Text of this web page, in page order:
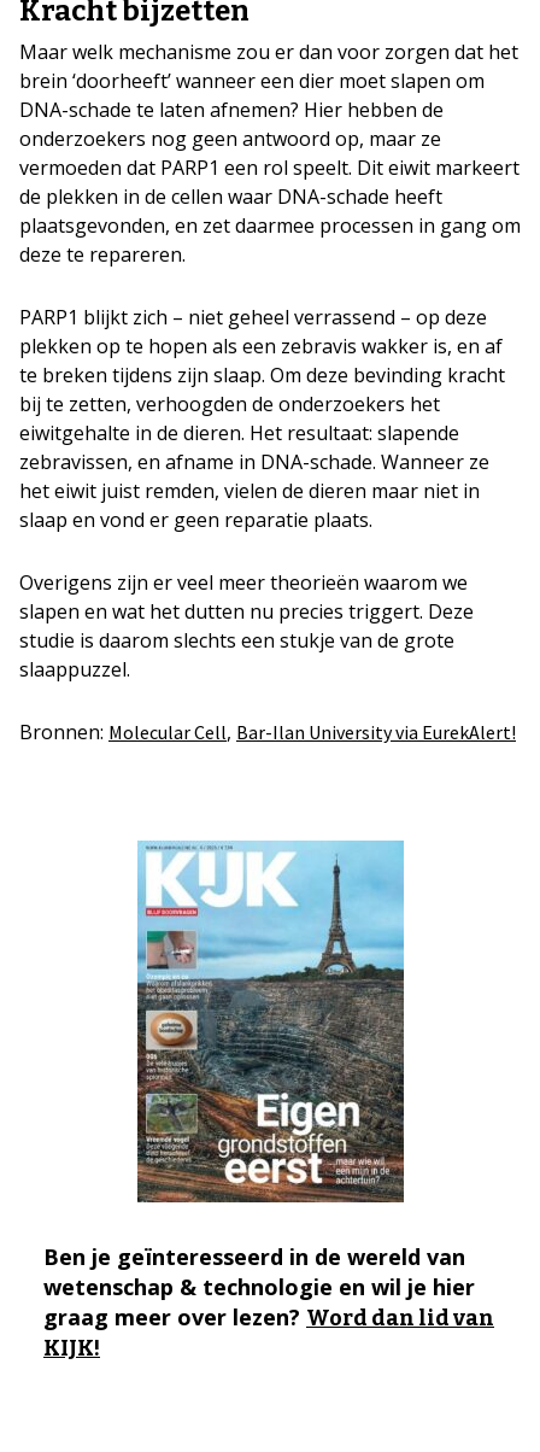
Kracht bijzetten
Maar welk mechanisme zou er dan voor zorgen dat het
brein ‘doorheeft’ wanneer een dier moet slapen om
DNA-schade te laten afnemen? Hier hebben de
onderzoekers nog geen antwoord op, maar ze
vermoeden dat PARP1 een rol speelt. Dit eiwit markeert
de plekken in de cellen waar DNA-schade heeft
plaatsgevonden, en zet daarmee processen in gang om
deze te repareren.
PARP1 blijkt zich – niet geheel verrassend – op deze
plekken op te hopen als een zebravis wakker is, en af
te breken tijdens zijn slaap. Om deze bevinding kracht
bij te zetten, verhoogden de onderzoekers het
eiwitgehalte in de dieren. Het resultaat: slapende
zebravissen, en afname in DNA-schade. Wanneer ze
het eiwit juist remden, vielen de dieren maar niet in
slaap en vond er geen reparatie plaats.
Overigens zijn er veel meer theorieën waarom we
slapen en wat het dutten nu precies triggert. Deze
studie is daarom slechts een stukje van de grote
slaappuzzel.
Bronnen: Molecular Cell, Bar-Ilan University via EurekAlert!
Ben je geïnteresseerd in de wereld van
wetenschap & technologie en wil je hier
graag meer over lezen? Word dan lid van
KIJK!